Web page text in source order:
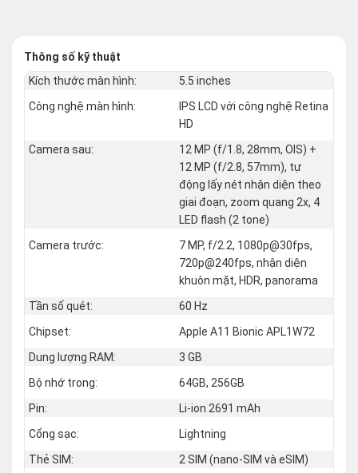
Thông số kỹ thuật
Kích thước màn hình:
5.5 inches
Công nghệ màn hình:
IPS LCD với công nghệ Retina
HD
Camera sau:
12 MP (f/1.8, 28mm, OIS) +
12 MP (f/2.8, 57mm), tự
động lấy nét nhận diện theo
giai đoạn, zoom quang 2x, 4
LED flash (2 tone)
Camera trước:
7 MP, f/2.2, 1080p@30fps,
720p@240fps, nhận diện
khuôn mặt, HDR, panorama
Tần số quét:
60 Hz
Chipset:
Apple A11 Bionic APL1W72
Dung lượng RAM:
3 GB
Bộ nhớ trong:
64GB, 256GB
Pin:
Li-ion 2691 mAh
Cổng sạc:
Lightning
Thẻ SIM:
2 SIM (nano‑SIM và eSIM)